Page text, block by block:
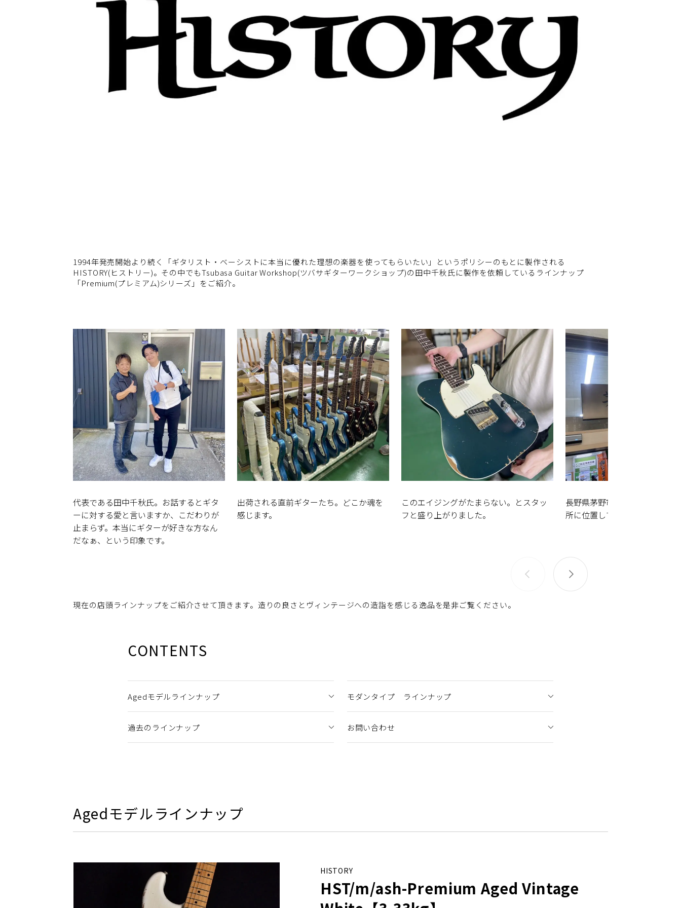
1994年発売開始より続く「ギタリスト・ベーシストに本当に優れた理想の楽器を使ってもらいたい」というポリシーのもとに製作される
HISTORY(ヒストリー)。その中でもTsubasa Guitar Workshop(ツバサギターワークショップ)の田中千秋氏に製作を依頼しているラインナップ
「Premium(プレミアム)シリーズ」をご紹介。
代表である田中千秋氏。お話するとギタ
ーに対する愛と言いますか、こだわりが
止まらず。本当にギターが好きな方なん
だなぁ、という印象です。
出荷される直前ギターたち。どこか魂を
感じます。
このエイジングがたまらない。とスタッ
フと盛り上がりました。
長野県茅野市。精密機器工業
所に位置しています。
現在の店頭ラインナップをご紹介させて頂きます。造りの良さとヴィンテージへの造詣を感じる逸品を是非ご覧ください。
CONTENTS
Agedモデルラインナップ モダンタイプ ラインナップ
過去のラインナップ お問い合わせ
Agedモデルラインナップ
HISTORY
HST/m/ash-Premium Aged Vintage